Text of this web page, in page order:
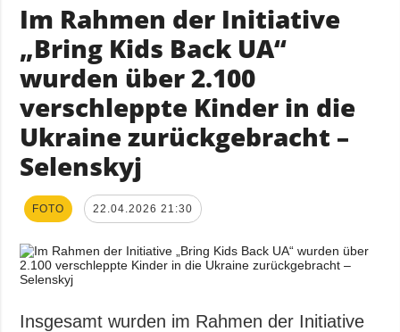
Im Rahmen der Initiative
„Bring Kids Back UA“
wurden über 2.100
verschleppte Kinder in die
Ukraine zurückgebracht –
Selenskyj
FOTO 22.04.2026 21:30
Insgesamt wurden im Rahmen der Initiative